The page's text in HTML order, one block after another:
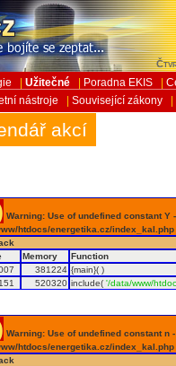
Užitečné Poradna EKIS
nástroje Související zákony
akcí
Warning: Use of undefined constant
htdocs/energetika.cz/
Memory
Function
381224 {main}( )
520320 include('/data/www/
Warning: Use of undefined constant
htdocs/energetika.cz/